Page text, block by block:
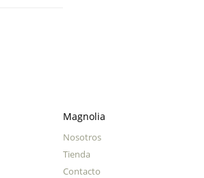
Magnolia
Nosotros
Tienda
Contacto